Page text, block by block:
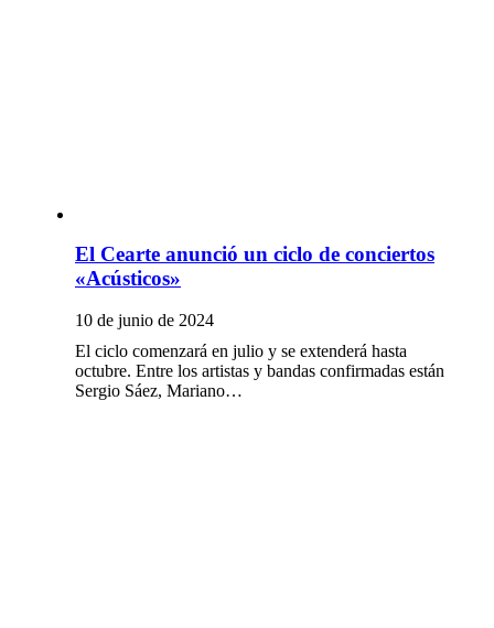
El Cearte anunció un ciclo de conciertos
«Acústicos»
10 de junio de 2024
El ciclo comenzará en julio y se extenderá hasta
octubre. Entre los artistas y bandas confirmadas están
Sergio Sáez, Mariano…